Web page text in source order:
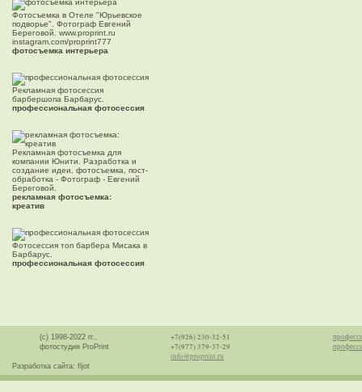
Фотосъемка в Отеле "Юрьевское
подворье". Фотограф Евгений
Береговой. www.proprint.ru
instagram.com/proprint777
фотосъемка интерьера
Рекламная фотосессия
барбершопа Барбарус.
профессиональная фотосессия
Рекламная фотосъемка для
компании Юнити. Разработка и
создание идеи, фотосъемка, пост-
обработка - Фотограф - Евгений
Береговой.
рекламная фотосъемка:
креатив
Фотосессия топ барбера Мисака в
Барбарус.
профессиональная фотосессия
(с) 1998-2022 гг.,
фотостудия ProPrint
Разработка сайта: fljot
+7(926) 230-32-51
+7(977) 379-37-29
info@proprint.ru